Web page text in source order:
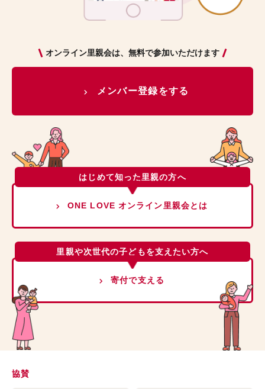
オンライン里親会は、無料で参加いただけます
メンバー登録をする
はじめて知った里親の方へ
ONE LOVE オンライン里親会とは
里親や次世代の子どもを支えたい方へ
寄付で支える
協賛